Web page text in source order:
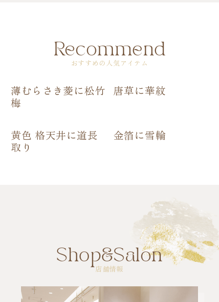
Recommend
おすすめの人気アイテム
薄むらさき菱に松竹
梅
唐草に華紋
黄色 格天井に道長
取り
金箔に雪輪
Shop&Salon
店舗情報